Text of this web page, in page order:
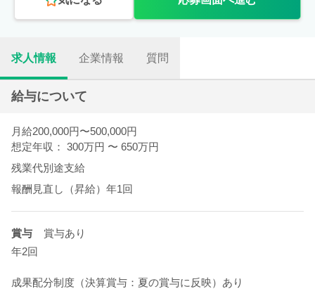
求人情報 企業情報 質問
給与について
月給200,000円〜500,000円
想定年収： 300万円 〜 650万円
残業代別途支給
報酬見直し（昇給）年1回
賞与
賞与あり
年2回
成果配分制度（決算賞与：夏の賞与に反映）あり